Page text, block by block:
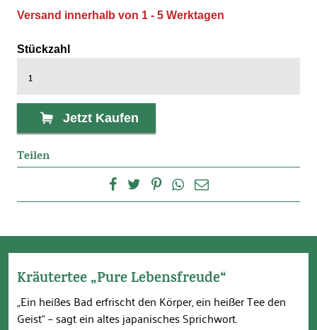
Versand innerhalb von 1 - 5 Werktagen
Stückzahl
Jetzt Kaufen
Teilen
Kräutertee „Pure Lebensfreude“
„Ein heißes Bad erfrischt den Körper, ein heißer Tee den
Geist“ – sagt ein altes japanisches Sprichwort.